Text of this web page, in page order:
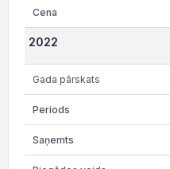
2022
Gada pārskats